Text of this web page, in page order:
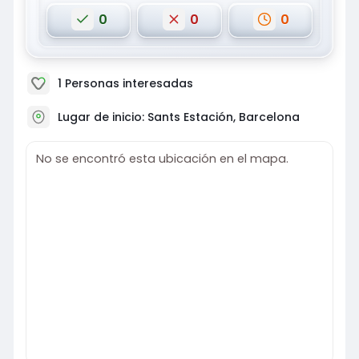
•Grupo de Whatsapp General (Máximo 1 publicación
semanal por el organizador).
•Instagram
0 0 0
1 Personas interesadas
Lugar de inicio: Sants Estación, Barcelona
No se encontró esta ubicación en el mapa.